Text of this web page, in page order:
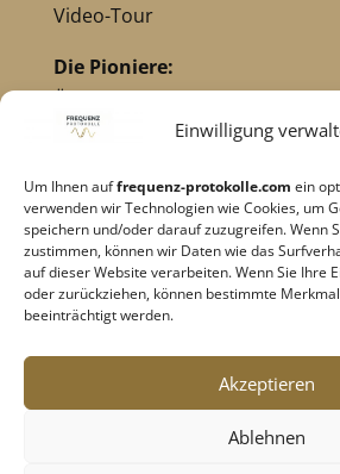
Einwilligung
Um Ihnen auffrequenz-protokolle.com ein
verwenden wir Technologien wie Cookies, um
speichern und/oder darauf zuzugreifen. Wenn
zustimmen, können wir Daten wie das
auf dieser Website verarbeiten. Wenn Sie Ihre
oder zurückziehen, können bestimmte
beeinträchtigt werden.
Akzeptieren
Ablehnen
Video-Tour
Die Pioniere:
Übersicht Pioniere
Nikola Tesla
Dr. Hulda Clark
Robert C. Beck
Georges Lakhovsky
verwandte Pioniere
Datenschutz
Cookie-Richtlinie|AGB's